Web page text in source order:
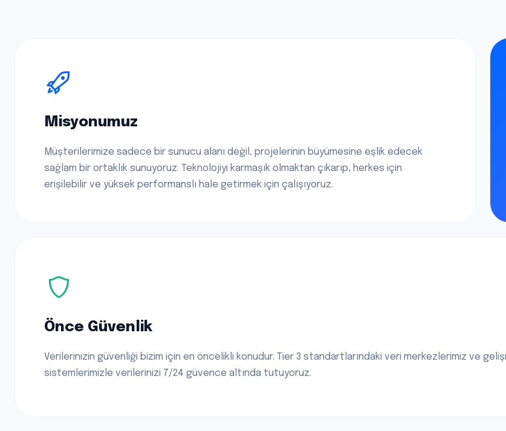
Misyonumuz
Müşterilerimize sadece bir sunucu alanı değil, projelerinin büyümesine eşlik edecek
sağlam bir ortaklık sunuyoruz. Teknolojiyi karmaşık olmaktan çıkarıp, herkes için
erişilebilir ve yüksek performanslı hale getirmek için çalışıyoruz.
Önce Güvenlik
Verilerinizin güvenliği bizim için en öncelikli konudur. Tier 3 standartlarındaki veri merkezlerimiz ve
sistemlerimizle verilerinizi 7/24 güvence altında tutuyoruz.